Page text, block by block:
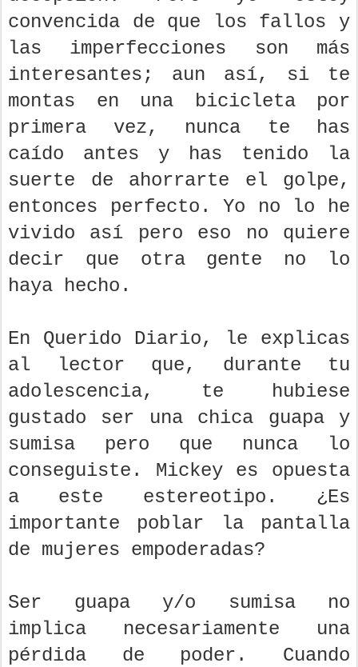
convencida de que los fallos y
las imperfecciones son más
interesantes; aun así, si te
montas en una bicicleta por
primera vez, nunca te has
caído antes y has tenido la
suerte de ahorrarte el golpe,
entonces perfecto. Yo no lo he
vivido así pero eso no quiere
decir que otra gente no lo
haya hecho.
En Querido Diario, le explicas
al lector que, durante tu
adolescencia, te hubiese
gustado ser una chica guapa y
sumisa pero que nunca lo
conseguiste. Mickey es opuesta
a este estereotipo. ¿Es
importante poblar la pantalla
de mujeres empoderadas?
Ser guapa y/o sumisa no
implica necesariamente una
pérdida de poder. Cuando